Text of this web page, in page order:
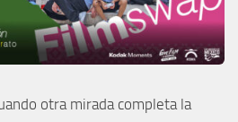
otra mirada completa la